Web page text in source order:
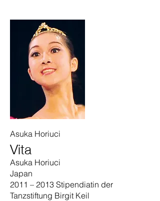
Asuka Horiuci
Vita
Asuka Horiuci
Japan
2011 – 2013 Stipendiatin der
Tanzstiftung Birgit Keil